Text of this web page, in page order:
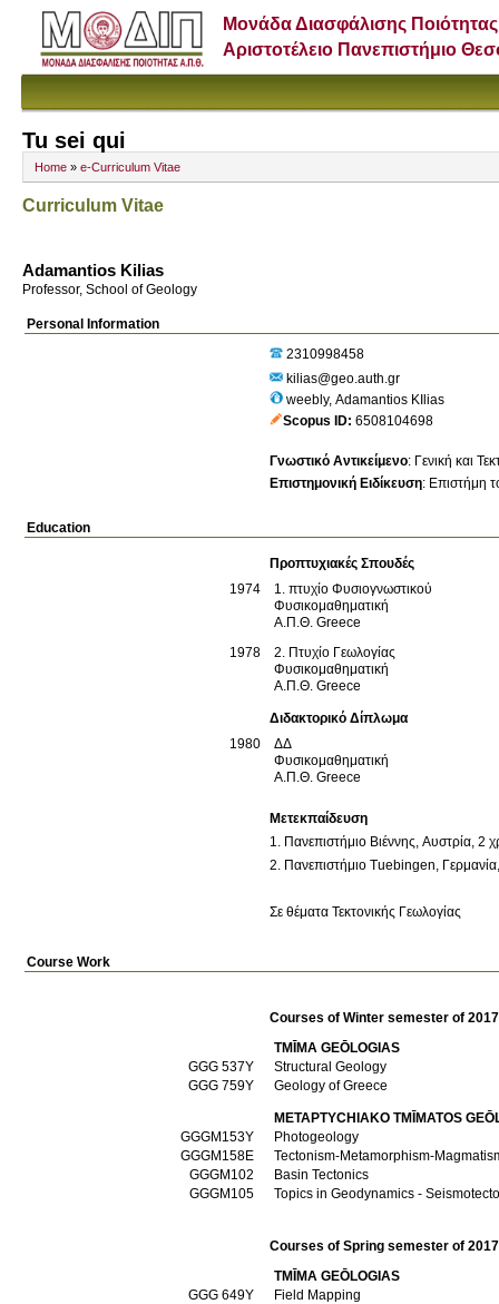
Μονάδα Διασφάλισης Ποιότητας
Αριστοτέλειο Πανεπιστήμιο
Tu sei qui
Home » e-Curriculum Vitae
Curriculum Vitae
Adamantios Kilias
Professor, School of Geology
Personal Information
2310998458
kilias@geo.auth.gr
weebly, Adamantios KIlias
Scopus ID 6508104698
Γνωστικό Αντικείμενο: Γενική και
Επιστημονική Ειδίκευση: Επιστήμη
Education
Προπτυχιακές Σπουδές
1974
1. πτυχίο Φυσιογνωστικού
Φυσικομαθηματική
Α.Π.Θ. Greece
1978
2. Πτυχίο Γεωλογίας
Φυσικομαθηματική
Α.Π.Θ. Greece
Διδακτορικό Δίπλωμα
1980
ΔΔ
Φυσικομαθηματική
Α.Π.Θ. Greece
Μετεκπαίδευση
Σε θέματα Τεκτονικής Γεωλογίας
Course Work
Courses of Winter semester of
TMĪMA GEŌLOGIAS
GGG 537Υ
Structural Geology
GGG 759Υ
Geology of Greece
METAPTYCΗIAKO TMĪMATOS
GGGM153Y
Photogeology
GGGM158E
Tectonism-Metamorphism-
GGGM102
Basin Tectonics
GGGM105
Topics in Geodynamics -
Courses of Spring semester of
TMĪMA GEŌLOGIAS
GGG 649Υ
Field Mapping